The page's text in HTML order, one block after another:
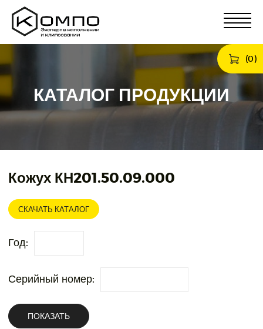
(0)
КАТАЛОГ ПРОДУКЦИИ
Кожух КН201.50.09.000
СКАЧАТЬ КАТАЛОГ
Год:
Серийный номер:
ПОКАЗАТЬ